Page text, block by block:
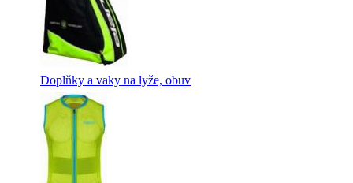
Doplňky a vaky na lyže, obuv